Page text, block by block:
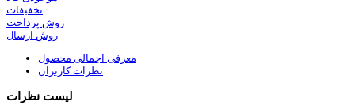
تخفیفات
روش پرداخت
روش ارسال
معرفی اجمالی محصول
نظرات کاربران
لیست نظرات